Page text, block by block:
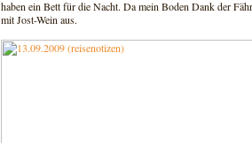
haben ein Bett für die Nacht. Da mein Boden Dank der
mit Jost-Wein aus.